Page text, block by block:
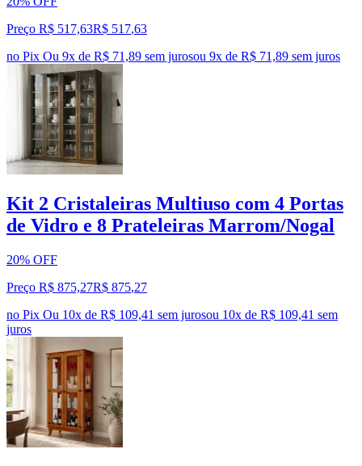
Preço R$ 517,63R$ 517,63
no Pix Ou 9x de R$ 71,89 sem jurosou 9x de R$ 71,89 sem juros
Kit 2 Cristaleiras Multiuso com 4 Portas
de Vidro e 8 Prateleiras Marrom/Nogal
20% OFF
Preço R$ 875,27R$ 875,27
no Pix Ou 10x de R$ 109,41 sem jurosou 10x de R$ 109,41 sem
juros